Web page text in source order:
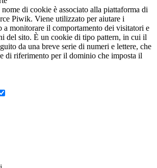
nome di cookie è associato alla piattaforma di
Piwik. Viene utilizzato per aiutare i
a monitorare il comportamento dei visitatori e
del sito. È un cookie di tipo pattern, in cui il
da una breve serie di numeri e lettere, che
di riferimento per il dominio che imposta il